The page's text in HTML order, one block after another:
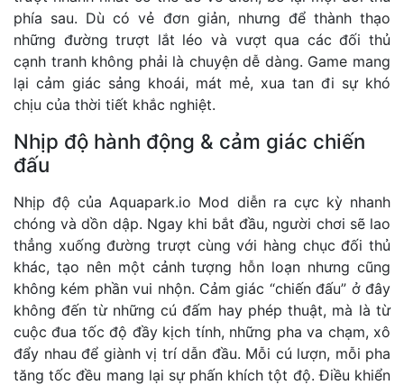
phía sau. Dù có vẻ đơn giản, nhưng để thành thạo
những đường trượt lắt léo và vượt qua các đối thủ
cạnh tranh không phải là chuyện dễ dàng. Game mang
lại cảm giác sảng khoái, mát mẻ, xua tan đi sự khó
chịu của thời tiết khắc nghiệt.
Nhịp độ hành động & cảm giác chiến
đấu
Nhịp độ của Aquapark.io Mod diễn ra cực kỳ nhanh
chóng và dồn dập. Ngay khi bắt đầu, người chơi sẽ lao
thẳng xuống đường trượt cùng với hàng chục đối thủ
khác, tạo nên một cảnh tượng hỗn loạn nhưng cũng
không kém phần vui nhộn. Cảm giác “chiến đấu” ở đây
không đến từ những cú đấm hay phép thuật, mà là từ
cuộc đua tốc độ đầy kịch tính, những pha va chạm, xô
đẩy nhau để giành vị trí dẫn đầu. Mỗi cú lượn, mỗi pha
tăng tốc đều mang lại sự phấn khích tột độ. Điều khiển